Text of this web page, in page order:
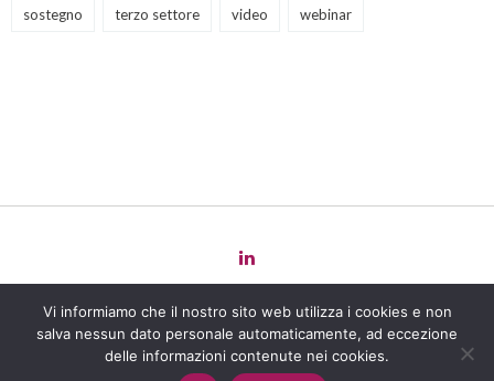
sostegno terzo settore video webinar
Powered by
Giulia Di Pasqua - P. IVA 12270771004 / Aurora Donato - P. IVA
12565471005 / Bartolo Mancuso - P. IVA 12545761004
Vi informiamo che il nostro sito web utilizza i cookies e non
salva nessun dato personale automaticamente, ad eccezione
delle informazioni contenute nei cookies.